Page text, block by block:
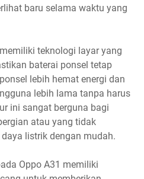
baru selama waktu yang
teknologi layar yang
baterai ponsel tetap
lebih hemat energi dan
lebih lama tanpa harus
ini sangat berguna bagi
atau yang tidak
listrik dengan mudah.
Oppo A31 memiliki